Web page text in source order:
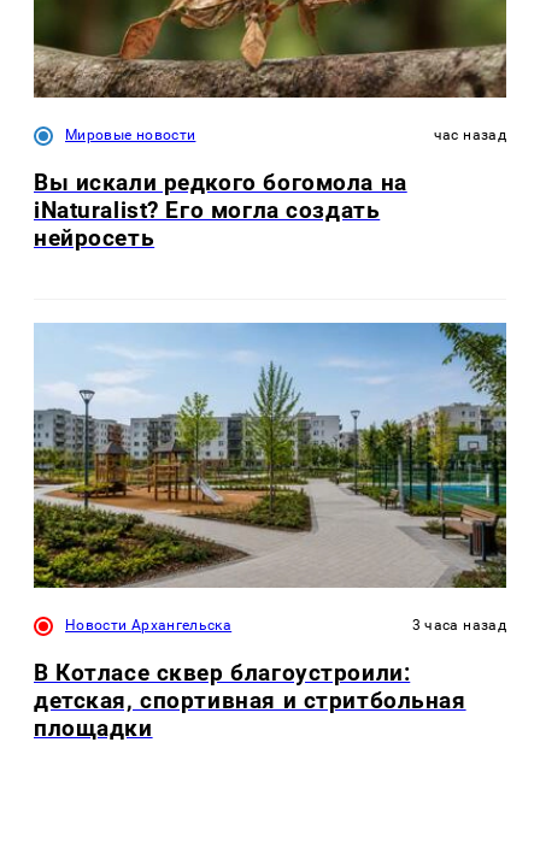
Мировые новости час назад
Вы искали редкого богомола на
iNaturalist? Его могла создать
нейросеть
Новости Архангельска 3 часа назад
В Котласе сквер благоустроили:
детская, спортивная и стритбольная
площадки